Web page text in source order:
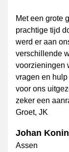
Met een grote
prachtige tijd
werd er aan
verschillende
voorzieningen
vragen en
voor ons
zeker een
Groet, JK
Johan
Assen